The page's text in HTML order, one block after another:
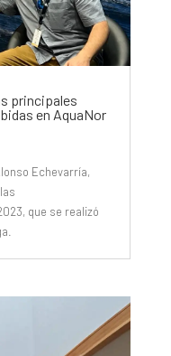
principales
en AquaNor
Echevarría,
que se realizó